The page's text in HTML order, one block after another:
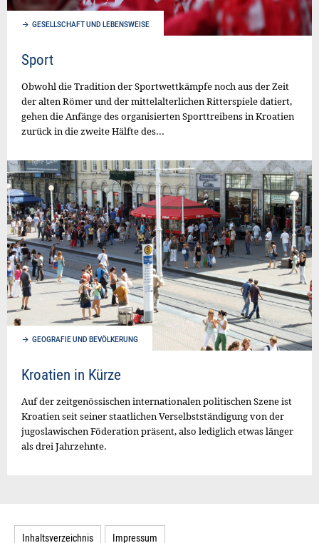
GESELLSCHAFT UND LEBENSWEISE
Sport
Obwohl die Tradition der Sportwettkämpfe noch aus der Zeit
der alten Römer und der mittelalterlichen Ritterspiele datiert,
gehen die Anfänge des organisierten Sporttreibens in Kroatien
zurück in die zweite Hälfte des...
GEOGRAFIE UND BEVÖLKERUNG
Kroatien in Kürze
Auf der zeitgenössischen internationalen politischen Szene ist
Kroatien seit seiner staatlichen Verselbstständigung von der
jugoslawischen Föderation präsent, also lediglich etwas länger
als drei Jahrzehnte.
Inhaltsverzeichnis Impressum